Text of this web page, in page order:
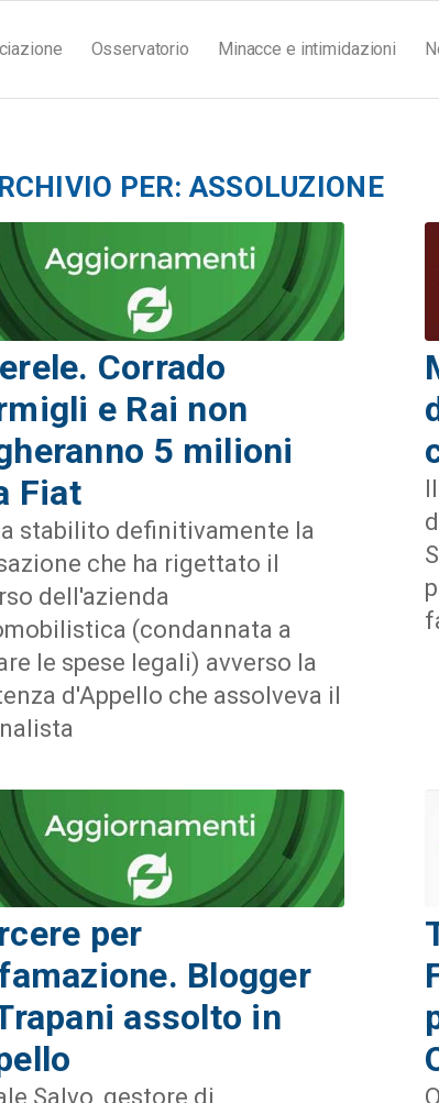
Osservatorio Minacce e intimidazioni
PER:ASSOLUZIONE
Corrado
e Rai non
5 milioni
Fiat
stabilito definitivamente la
che ha rigettato il
dell'azienda
(condannata a
le spese legali) avverso la
d'Appello che assolveva il
per
Blogger
assolto in
Salvo, gestore di